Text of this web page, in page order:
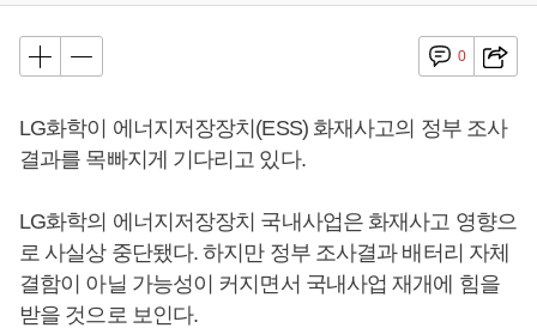
0
LG화학이 에너지저장장치(ESS) 화재사고의 정부 조사
결과를 목빠지게 기다리고 있다.
LG화학의 에너지저장장치 국내사업은 화재사고 영향으
로 사실상 중단됐다. 하지만 정부 조사결과 배터리 자체
결함이 아닐 가능성이 커지면서 국내사업 재개에 힘을
받을 것으로 보인다.